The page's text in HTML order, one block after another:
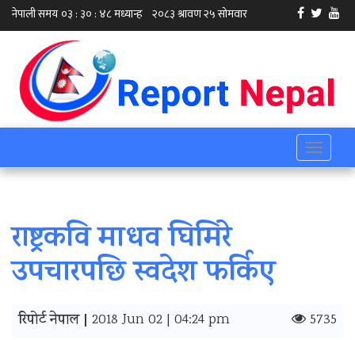
Toggle
राष्ट्रकवि माधव घिमिरे
उपचारपछि स्वदेश फर्किए
रिपोर्ट नेपाल | 2018 Jun 02 | 04:24 pm 5735